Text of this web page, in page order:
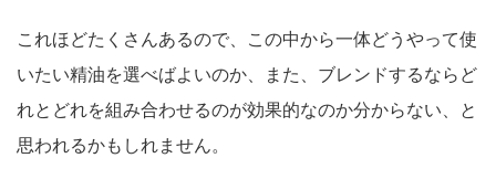
これほどたくさんあるので、この中から一体どうやって使
いたい精油を選べばよいのか、また、ブレンドするならど
れとどれを組み合わせるのが効果的なのか分からない、と
思われるかもしれません。